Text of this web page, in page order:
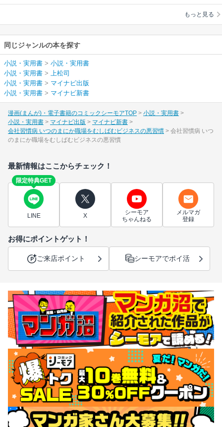
ビジネスの悪習慣
もっと見る
同じジャンルの本を探す
小説・実用書 > 小説・実用書
小説・実用書 >
上松司
小説・実用書 > マイナビ出版
小説・実用書 > マイナビ新書
漫画(まんが)・電子書籍のコミックシーモアTOP
小説・実用書
小説・実用書
マイナビ出版
マイナビ新書
会社習慣病 いつのまにか職場をむしばむビジネスの悪習慣
会社習慣病 いつ
のまにか職場をむしばむビジネスの悪習慣
最新情報はここからチェック！
限定特典GET
LINE X
シーモア
ちゃんねる
メルマガ
登録
お得にポイントゲット！
ご来店ポイント シーモアでポイ活